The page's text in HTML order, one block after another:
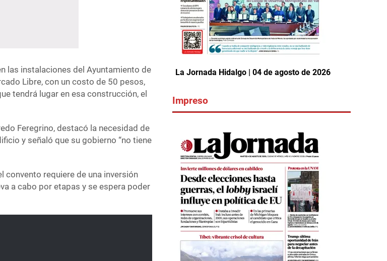
las instalaciones del Ayuntamiento de
Libre, con un costo de 50 pesos,
tendrá lugar en esa construcción, el
Feregrino, destacó la necesidad de
y señaló que su gobierno “no tiene
convento requiere de una inversión
a cabo por etapas y se espera poder
La Jornada Hidalgo | 04 de agosto de 2026
Impreso